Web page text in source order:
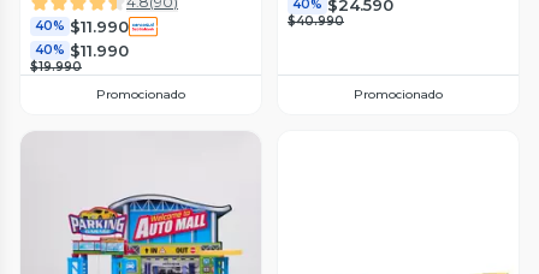
40% $11.990
40% $11.990
$19.990
Promocionado
40% $24.590
$40.990
Promocionado